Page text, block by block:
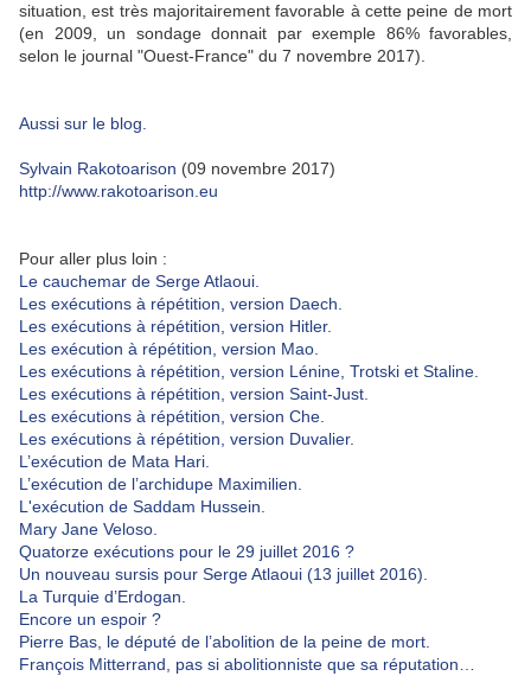
situation, est très majoritairement favorable à cette peine de mort
(en 2009, un sondage donnait par exemple 86% favorables,
selon le journal "Ouest-France" du 7 novembre 2017).
Aussi sur le blog.
Sylvain Rakotoarison (09 novembre 2017)
http://www.rakotoarison.eu
Pour aller plus loin :
Le cauchemar de Serge Atlaoui.
Les exécutions à répétition, version Daech.
Les exécutions à répétition, version Hitler.
Les exécution à répétition, version Mao.
Les exécutions à répétition, version Lénine, Trotski et Staline.
Les exécutions à répétition, version Saint-Just.
Les exécutions à répétition, version Che.
Les exécutions à répétition, version Duvalier.
L’exécution de Mata Hari.
L’exécution de l’archidupe Maximilien.
L'exécution de Saddam Hussein.
Mary Jane Veloso.
Quatorze exécutions pour le 29 juillet 2016 ?
Un nouveau sursis pour Serge Atlaoui (13 juillet 2016).
La Turquie d’Erdogan.
Encore un espoir ?
Pierre Bas, le député de l’abolition de la peine de mort.
François Mitterrand, pas si abolitionniste que sa réputation…